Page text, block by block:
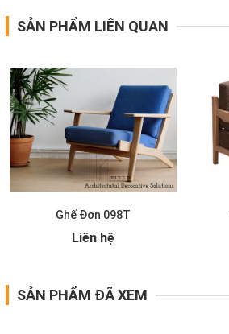
SẢN PHẨM LIÊN QUAN
Ghế Đơn 098T
Liên hệ
SẢN PHẨM ĐÃ XEM